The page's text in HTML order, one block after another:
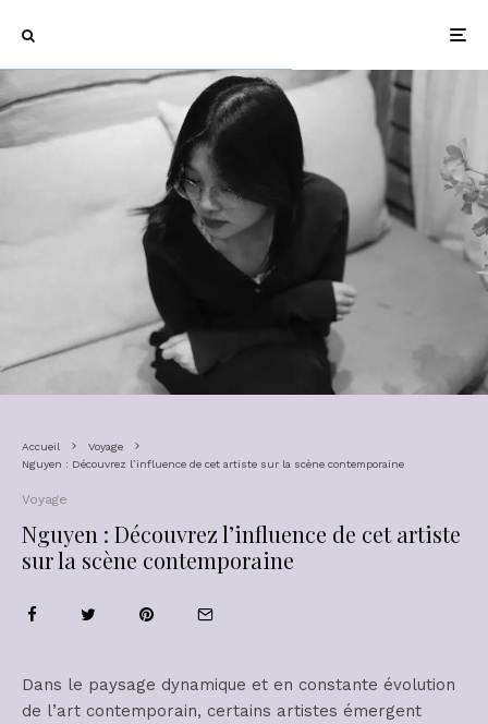
Accueil
Voyage
Nguyen : Découvrez l’influence de cet artiste sur la scène contemporaine
Voyage
Nguyen : Découvrez l’influence de cet artiste
sur la scène contemporaine
Dans le paysage dynamique et en constante évolution
de l’art contemporain, certains artistes émergent